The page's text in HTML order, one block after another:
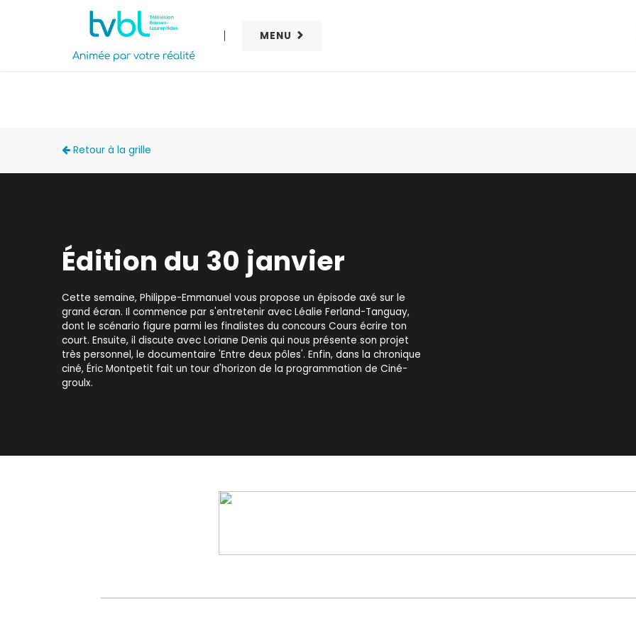
MENU
Retour à la grille
Édition du 30 janvier
Cette semaine, Philippe-Emmanuel vous propose un épisode axé sur le
grand écran. Il commence par s'entretenir avec Léalie Ferland-Tanguay,
dont le scénario figure parmi les finalistes du concours Cours écrire ton
court. Ensuite, il discute avec Loriane Denis qui nous présente son projet
très personnel, le documentaire 'Entre deux pôles'. Enfin, dans la chronique
ciné, Éric Montpetit fait un tour d'horizon de la programmation de Ciné-
groulx.